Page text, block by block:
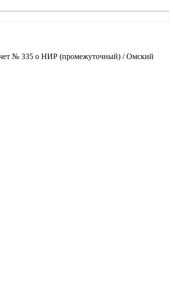
№ 335 о НИР (промежуточный) / Омский